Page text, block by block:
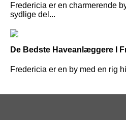
Fredericia er en charmerende
sydlige del...
De Bedste Haveanlæggere I
Fredericia er en by med en rig